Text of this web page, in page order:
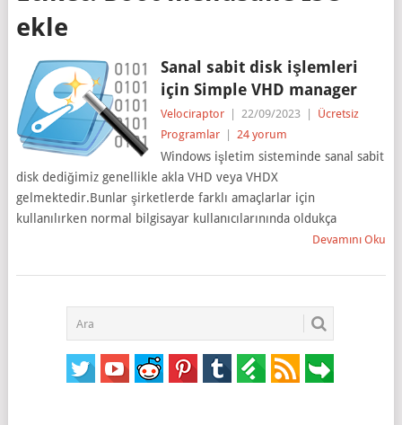
ekle
Sanal sabit disk işlemleri
için Simple VHD manager
Velociraptor 22/09/2023
Ücretsiz
Programlar
24 yorum
Windows işletim sisteminde sanal sabit
disk dediğimiz genellikle akla VHD veya VHDX
gelmektedir.Bunlar şirketlerde farklı amaçlarlar için
kullanılırken normal bilgisayar kullanıcılarınında oldukça
Devamını Oku